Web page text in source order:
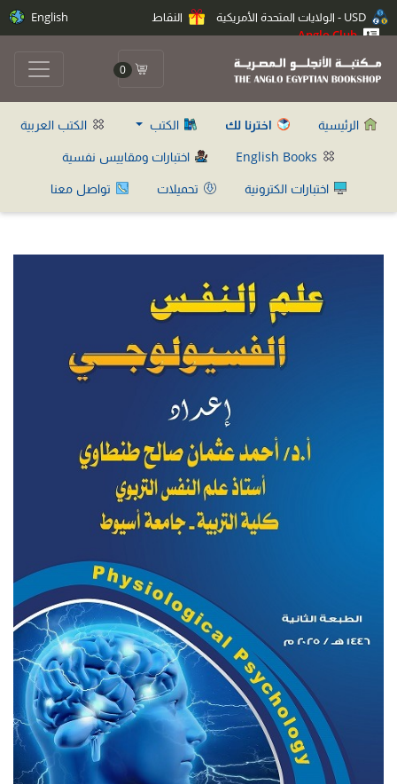
النقاط
Anglo Club
English
0
الرئيسية اخترنا لك الكتب
الكتب العربية
اختبارات ومقاييس نفسية
اختبارات الكترونية
تحميلات تواصل معنا